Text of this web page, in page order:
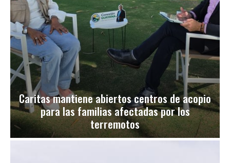
Caritas mantiene abiertos centros de acopio
para las familias afectadas por los
terremotos